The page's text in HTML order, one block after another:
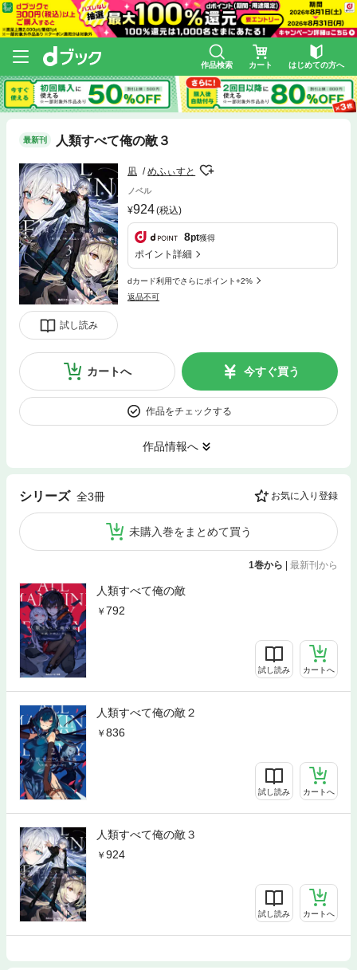
作品検索 カート はじめての方へ
最新刊 人類すべて俺の敵３
試し読み
凪 めふぃすと
ノベル
924(税込)
8pt獲得
ポイント詳細
dカード利用でさらにポイント+2%
返品不可
カートへ 今すぐ買う
作品をチェックする
作品情報へ
シリーズ 全3冊 お気に入り登録
未購入巻をまとめて買う
1巻から | 最新刊から
人類すべて俺の敵
792
試し読み カートへ
人類すべて俺の敵２
836
試し読み カートへ
人類すべて俺の敵３
924
試し読み カートへ